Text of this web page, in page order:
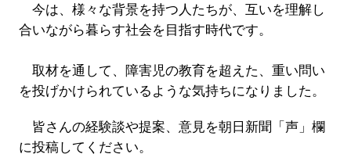
今は、様々な背景を持つ人たちが、互いを理解し
合いながら暮らす社会を目指す時代です。
取材を通して、障害児の教育を超えた、重い問い
を投げかけられているような気持ちになりました。
皆さんの経験談や提案、意見を朝日新聞「声」欄
に投稿してください。